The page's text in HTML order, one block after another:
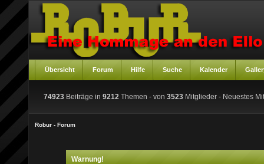
Übersicht Forum Hilfe Suche Kalender
74923 Beiträge in 9212 Themen - von 3523 Mitglieder - Neuestes
Robur - Forum
Warnung!